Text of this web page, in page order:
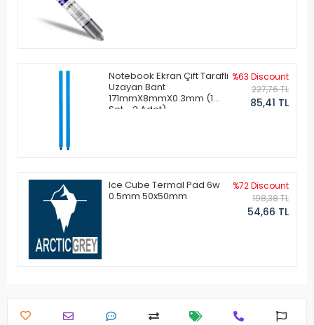
Notebook Ekran Çift Taraflı
Uzayan Bant
171mmX8mmX0.3mm (1
Set - 2 Adet)
%63 Discount
227,76 TL
85,41 TL
Ice Cube Termal Pad 6w
0.5mm 50x50mm
%72 Discount
198,38 TL
54,66 TL